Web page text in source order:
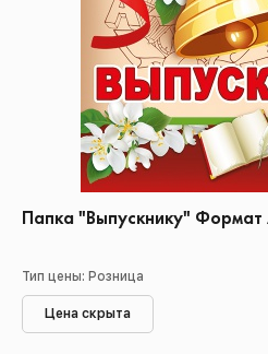
Папка "Выпускнику" Формат
Тип цены: Розница
Цена скрыта